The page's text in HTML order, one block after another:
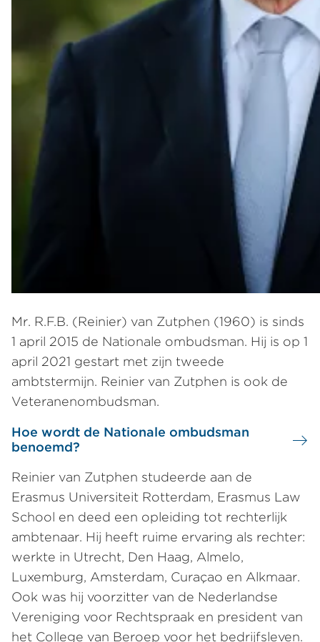
Mr. R.F.B. (Reinier) van Zutphen (1960) is sinds
1 april 2015 de Nationale ombudsman. Hij is op 1
april 2021 gestart met zijn tweede
ambtstermijn. Reinier van Zutphen is ook de
Veteranenombudsman.
Hoe wordt de Nationale ombudsman
benoemd?
Reinier van Zutphen studeerde aan de
Erasmus Universiteit Rotterdam, Erasmus Law
School en deed een opleiding tot rechterlijk
ambtenaar. Hij heeft ruime ervaring als rechter:
werkte in Utrecht, Den Haag, Almelo,
Luxemburg, Amsterdam, Curaçao en Alkmaar.
Ook was hij voorzitter van de Nederlandse
Vereniging voor Rechtspraak en president van
het College van Beroep voor het bedrijfsleven.